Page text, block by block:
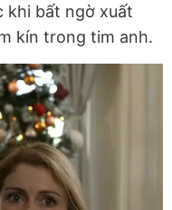
khi bất ngờ xuất
kín trong tim anh.